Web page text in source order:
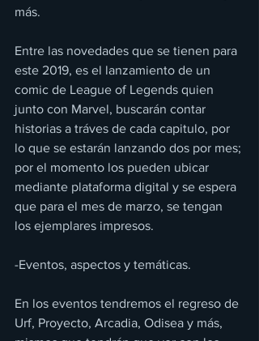
más.
Entre las novedades que se tienen para
este 2019, es el lanzamiento de un
comic de League of Legends quien
junto con Marvel, buscarán contar
historias a tráves de cada capitulo, por
lo que se estarán lanzando dos por mes;
por el momento los pueden ubicar
mediante plataforma digital y se espera
que para el mes de marzo, se tengan
los ejemplares impresos.
-Eventos, aspectos y temáticas.
En los eventos tendremos el regreso de
Urf, Proyecto, Arcadia, Odisea y más,